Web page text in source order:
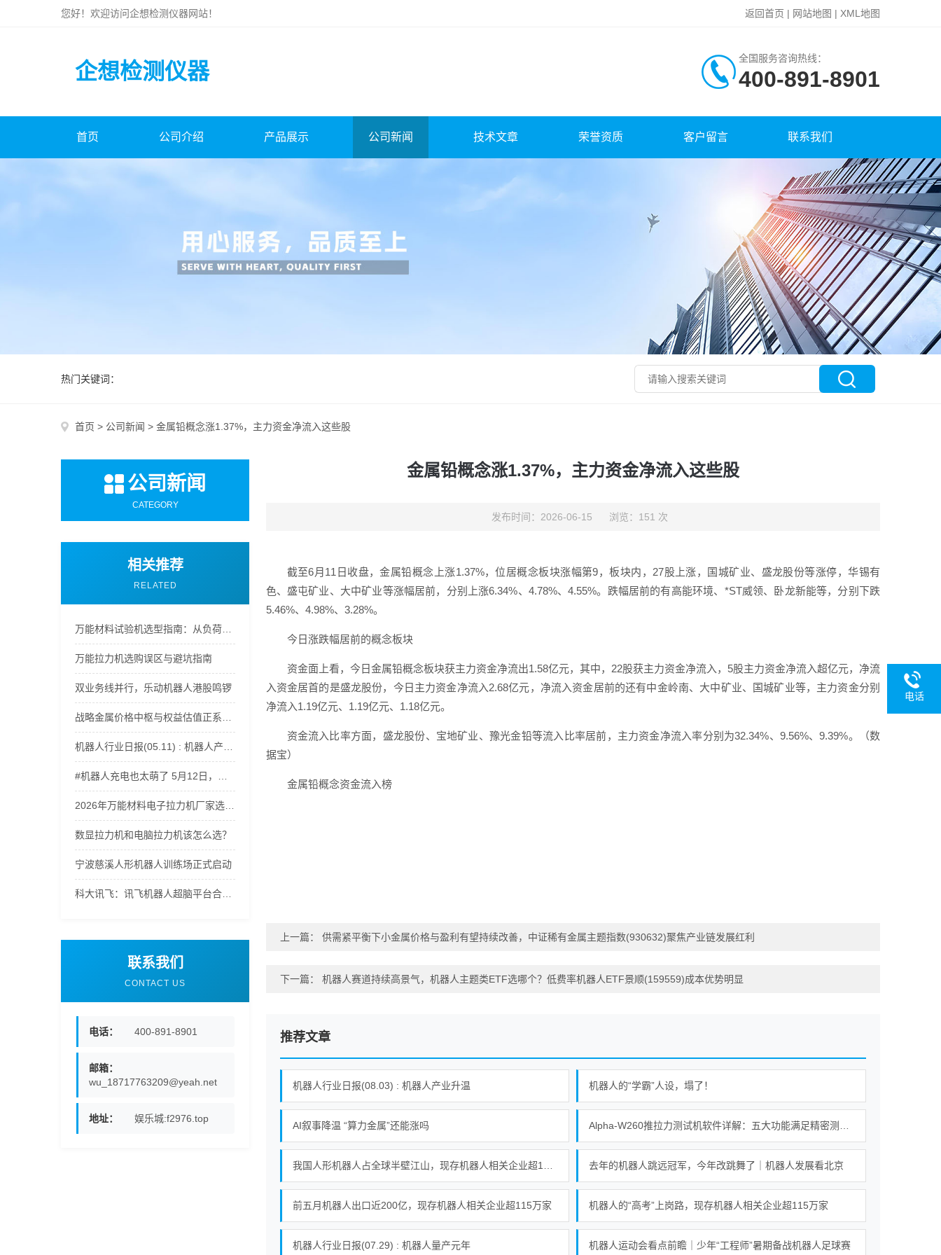
您好！欢迎访问企想检测仪器网站！ 返回首页 | 网站地图 | XML地图
企想检测仪器
全国服务咨询热线：
400-891-8901
首页 公司介绍 产品展示 公司新闻 技术文章 荣誉资质 客户留言 联系我们
热门关键词：
首页 > 公司新闻 > 金属铅概念涨1.37%，主力资金净流入这些股
公司新闻
CATEGORY
相关推荐
RELATED
万能拉力机选购误区与避坑指南
双业务线并行，乐动机器人港股鸣锣
数显拉力机和电脑拉力机该怎么选？
宁波慈溪人形机器人训练场正式启动
联系我们
CONTACT US
电话： 400-891-8901
邮箱：
wu_18717763209@yeah.net
地址： 娱乐城:f2976.top
金属铅概念涨1.37%，主力资金净流入这些股
发布时间：2026-06-15 浏览：151 次
截至6月11日收盘，金属铅概念上涨1.37%，位居概念板块涨幅第9，板块内，27股上涨，国城矿业、盛龙股份等涨停，华锡有
色、盛屯矿业、大中矿业等涨幅居前，分别上涨6.34%、4.78%、4.55%。跌幅居前的有高能环境、*ST威领、卧龙新能等，分别下跌
5.46%、4.98%、3.28%。
今日涨跌幅居前的概念板块
资金面上看，今日金属铅概念板块获主力资金净流出1.58亿元，其中，22股获主力资金净流入，5股主力资金净流入超亿元，净流
入资金居首的是盛龙股份，今日主力资金净流入2.68亿元，净流入资金居前的还有中金岭南、大中矿业、国城矿业等，主力资金分别
净流入1.19亿元、1.19亿元、1.18亿元。
资金流入比率方面，盛龙股份、宝地矿业、豫光金铅等流入比率居前，主力资金净流入率分别为32.34%、9.56%、9.39%。（数
据宝）
金属铅概念资金流入榜
上一篇： 供需紧平衡下小金属价格与盈利有望持续改善，中证稀有金属主题指数(930632)聚焦产业链发展红利
下一篇： 机器人赛道持续高景气，机器人主题类ETF选哪个？低费率机器人ETF景顺(159559)成本优势明显
推荐文章
机器人行业日报(08.03) : 机器人产业升温 机器人的“学霸”人设，塌了！
AI叙事降温 “算力金属”还能涨吗
去年的机器人跳远冠军，今年改跳舞了｜机器人发展看北京
前五月机器人出口近200亿，现存机器人相关企业超115万家 机器人的“高考”上岗路，现存机器人相关企业超115万家
机器人行业日报(07.29) : 机器人量产元年 机器人运动会看点前瞻｜少年“工程师”暑期备战机器人足球赛
电话